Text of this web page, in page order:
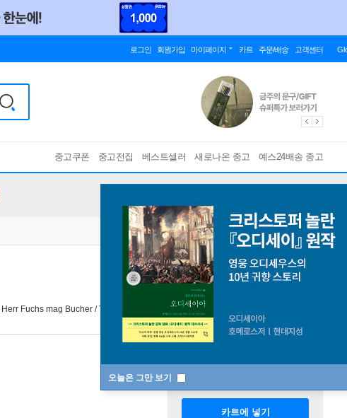
로그인 회원가입 마이페이지 카트 주문/배송 고객센터
중고쿠폰 중고전집 베스트셀러 새로나온 중고 예스24배송 중고
오늘은 그만 보기
Herr Fuchs mag Bucher / The Fox Who Ate Books
수량
카트에 넣기